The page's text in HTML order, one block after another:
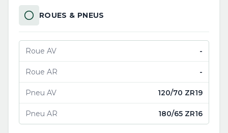
ROUES & PNEUS
Roue AV -
Roue AR -
Pneu AV 120/70 ZR19
Pneu AR 180/65 ZR16